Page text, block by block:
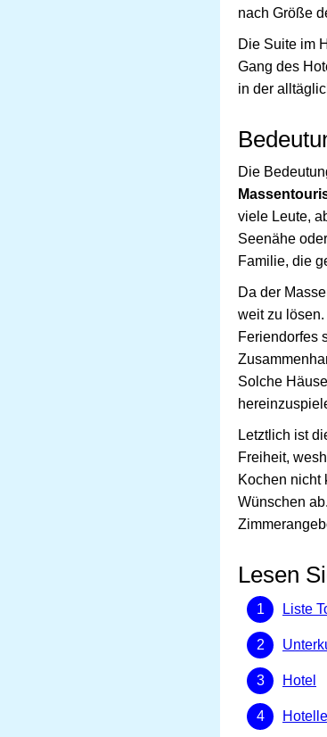
nach Größe
Die Suite im
Gang des
in der
Die
viele Leute,
Seenähe
Familie, die
Da der
weit zu
Feriendorfes
Solche
Letztlich ist
Freiheit,
Kochen nicht
Wünschen
Lesen
Liste
Hotel